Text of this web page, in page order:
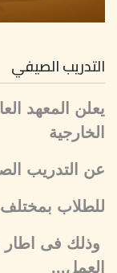
التدريب الصيفي
يعلن المعهد
الخارجية
عن التدريب
للطلاب
وذلك فى اطار
العمل...